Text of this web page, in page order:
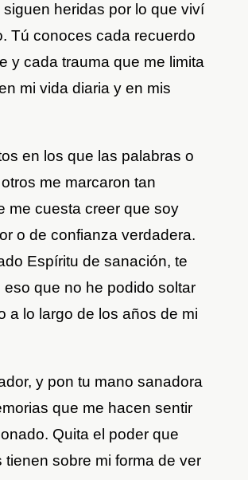
heridas por lo que viví
Tú conoces cada recuerdo
y cada trauma que me limita
mi vida diaria y en mis
en los que las palabras o
me marcaron tan
me cuesta creer que soy
o de confianza verdadera.
Espíritu de sanación, te
eso que no he podido soltar
a lo largo de los años de mi
y pon tu mano sanadora
que me hacen sentir
Quita el poder que
tienen sobre mi forma de ver